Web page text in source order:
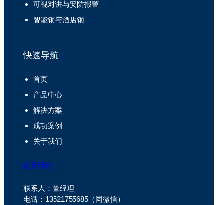
可视对讲与安防报警
智能锁与酒店锁
快速导航
首页
产品中心
解决方案
成功案例
关于我们
联系我们
联系人：董经理
电话：13521755685（同微信）